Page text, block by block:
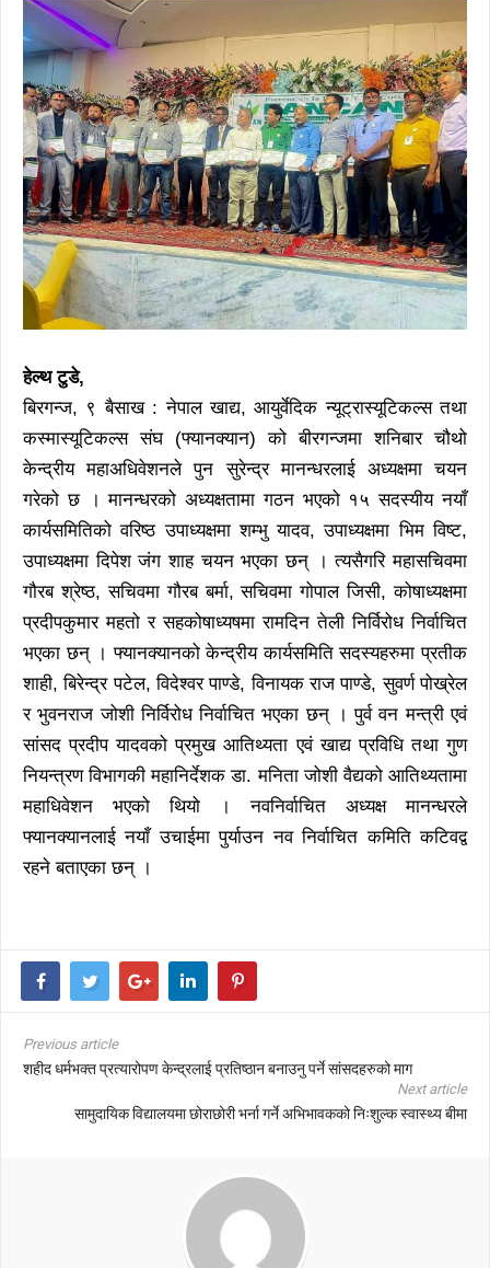
हेल्थ टुडे,
बिरगन्ज, ९ बैसाख : नेपाल खाद्य, आयुर्वेदिक न्यूट्रास्यूटिकल्स तथा
कस्मास्यूटिकल्स संघ (फ्यानक्यान) को बीरगन्जमा शनिबार चौथो
केन्द्रीय महाअधिवेशनले पुन सुरेन्द्र मानन्धरलाई अध्यक्षमा चयन
गरेको छ । मानन्धरको अध्यक्षतामा गठन भएको १५ सदस्यीय नयाँ
कार्यसमितिको वरिष्ठ उपाध्यक्षमा शम्भु यादव, उपाध्यक्षमा भिम विष्ट,
उपाध्यक्षमा दिपेश जंग शाह चयन भएका छन् । त्यसैगरि महासचिवमा
गौरब श्रेष्ठ, सचिवमा गौरब बर्मा, सचिवमा गोपाल जिसी, कोषाध्यक्षमा
प्रदीपकुमार महतो र सहकोषाध्यषमा रामदिन तेली निर्विरोध निर्वाचित
भएका छन् । फ्यानक्यानको केन्द्रीय कार्यसमिति सदस्यहरुमा प्रतीक
शाही, बिरेन्द्र पटेल, विदेश्वर पाण्डे, विनायक राज पाण्डे, सुवर्ण पोख्रेल
र भुवनराज जोशी निर्विरोध निर्वाचित भएका छन् । पुर्व वन मन्त्री एवं
सांसद प्रदीप यादवको प्रमुख आतिथ्यता एवं खाद्य प्रविधि तथा गुण
नियन्त्रण विभागकी महानिर्देशक डा. मनिता जोशी वैद्यको आतिथ्यतामा
महाधिवेशन भएको थियो । नवनिर्वाचित अध्यक्ष मानन्धरले
फ्यानक्यानलाई नयाँ उचाईमा पुर्याउन नव निर्वाचित कमिति कटिवद्व
रहने बताएका छन् ।
Previous article
शहीद धर्मभक्त प्रत्यारोपण केन्द्रलाई प्रतिष्ठान बनाउनु पर्ने सांसदहरुको माग
Next article
सामुदायिक विद्यालयमा छोराछोरी भर्ना गर्ने अभिभावकको निःशुल्क स्वास्थ्य बीमा